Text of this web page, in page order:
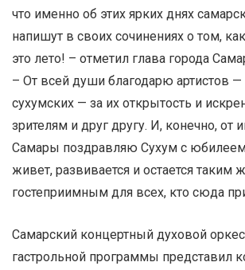
что именно об этих ярких днях
напишут в своих сочинениях о том,
это лето! – отметил глава города
– От всей души благодарю артистов —
сухумских — за их открытость и
зрителям и друг другу. И, конечно, от
Самары поздравляю Сухум с
живет, развивается и остается таким
гостеприимным для всех, кто сюда
Самарский концертный духовой
гастрольной программы представил